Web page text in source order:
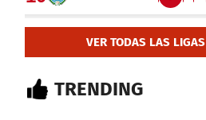
VER TODAS LAS LIGAS
TRENDING